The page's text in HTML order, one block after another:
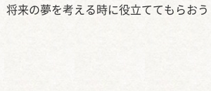
将来の夢を考える時に役立ててもらおう